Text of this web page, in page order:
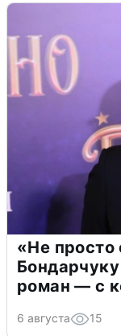
«Не просто
роман — с
6 августа 15